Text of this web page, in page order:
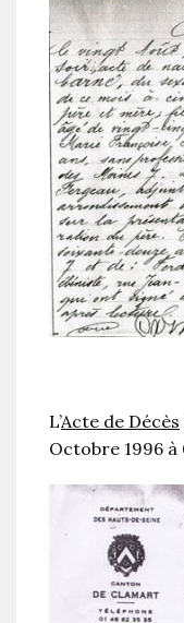
L’Acte de Décès
Octobre 1996 à